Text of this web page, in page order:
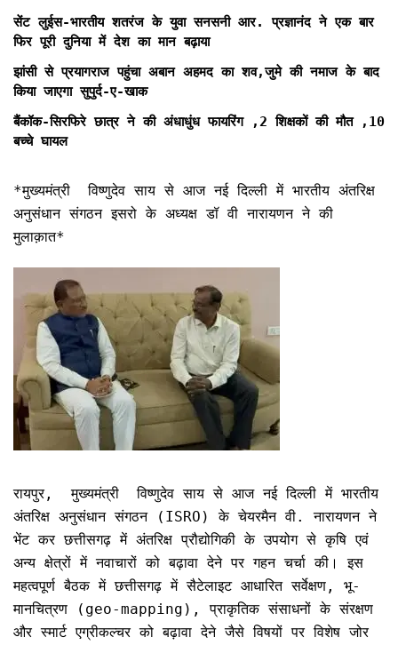
सेंट लुईस-भारतीय शतरंज के युवा सनसनी आर. प्रज्ञानंद ने एक बार
फिर पूरी दुनिया में देश का मान बढ़ाया
झांसी से प्रयागराज पहुंचा अबान अहमद का शव,जुमे की नमाज के बाद
किया जाएगा सुपुर्द-ए-खाक
बैंकॉक-सिरफिरे छात्र ने की अंधाधुंध फायरिंग ,2 शिक्षकों की मौत ,10
बच्चे घायल
*मुख्यमंत्री विष्णुदेव साय से आज नई दिल्ली में भारतीय अंतरिक्ष
अनुसंधान संगठन इसरो के अध्यक्ष डॉ वी नारायणन ने की
मुलाक़ात*
रायपुर, मुख्यमंत्री विष्णुदेव साय से आज नई दिल्ली में भारतीय
अंतरिक्ष अनुसंधान संगठन (ISRO) के चेयरमैन वी. नारायणन ने
भेंट कर छत्तीसगढ़ में अंतरिक्ष प्रौद्योगिकी के उपयोग से कृषि एवं
अन्य क्षेत्रों में नवाचारों को बढ़ावा देने पर गहन चर्चा की। इस
महत्वपूर्ण बैठक में छत्तीसगढ़ में सैटेलाइट आधारित सर्वेक्षण, भू-
मानचित्रण (geo-mapping), प्राकृतिक संसाधनों के संरक्षण
और स्मार्ट एग्रीकल्चर को बढ़ावा देने जैसे विषयों पर विशेष जोर